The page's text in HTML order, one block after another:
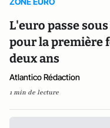
L'euro passe
pour la première
deux ans
Atlantico Rédaction
1 min de lecture